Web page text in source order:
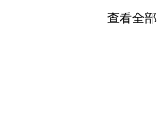
查看全部